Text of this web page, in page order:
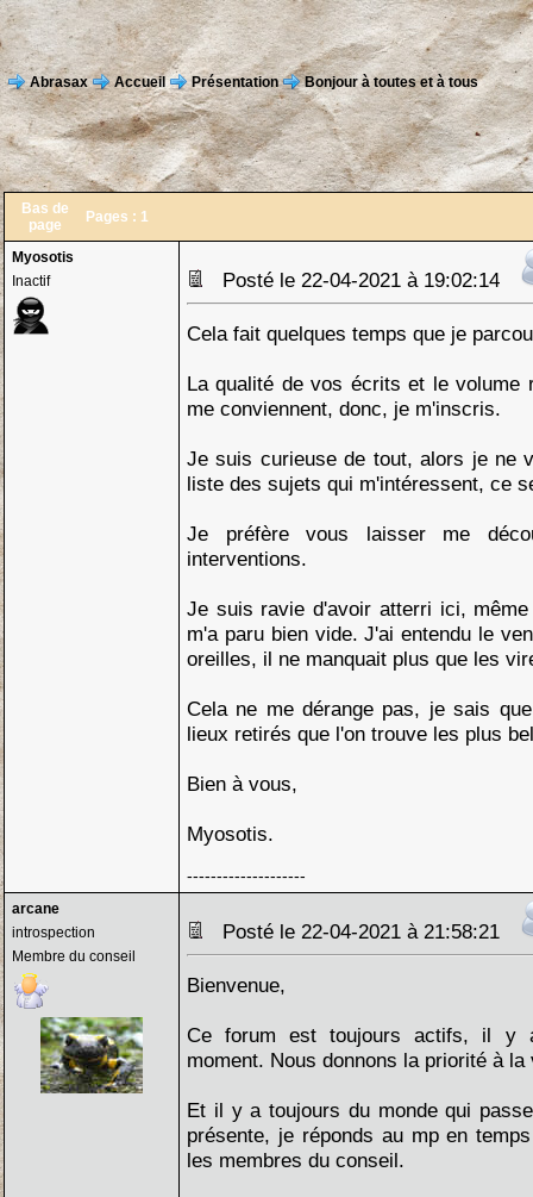
Abrasax Accueil Présentation Bonjour à toutes et à tous
Bas de
page
Pages : 1
Myosotis
Inactif
Posté le 22-04-2021 à 19:02:14
Cela fait quelques temps que je
La qualité de vos écrits et le volume
me conviennent, donc, je m'inscris.
Je suis curieuse de tout, alors je ne
liste des sujets qui m'intéressent, ce
Je préfère vous laisser me
interventions.
Je suis ravie d'avoir atterri ici,
m'a paru bien vide. J'ai entendu le
oreilles, il ne manquait plus que les
Cela ne me dérange pas, je sais
lieux retirés que l'on trouve les plus
Bien à vous,
Myosotis.
--------------------
arcane
introspection
Membre du conseil
Posté le 22-04-2021 à 21:58:21
Bienvenue,
Ce forum est toujours actifs, il y
moment. Nous donnons la priorité à
Et il y a toujours du monde qui
présente, je réponds au mp en
les membres du conseil.